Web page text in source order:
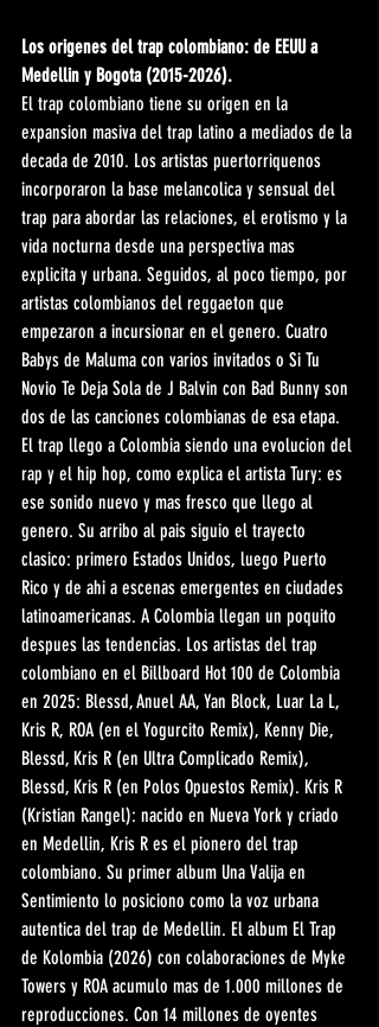
Los origenes del trap colombiano: de EEUU a
Medellin y Bogota (2015-2026).
El trap colombiano tiene su origen en la
expansion masiva del trap latino a mediados de la
decada de 2010. Los artistas puertorriquenos
incorporaron la base melancolica y sensual del
trap para abordar las relaciones, el erotismo y la
vida nocturna desde una perspectiva mas
explicita y urbana. Seguidos, al poco tiempo, por
artistas colombianos del reggaeton que
empezaron a incursionar en el genero. Cuatro
Babys de Maluma con varios invitados o Si Tu
Novio Te Deja Sola de J Balvin con Bad Bunny son
dos de las canciones colombianas de esa etapa.
El trap llego a Colombia siendo una evolucion del
rap y el hip hop, como explica el artista Tury: es
ese sonido nuevo y mas fresco que llego al
genero. Su arribo al pais siguio el trayecto
clasico: primero Estados Unidos, luego Puerto
Rico y de ahi a escenas emergentes en ciudades
latinoamericanas. A Colombia llegan un poquito
despues las tendencias. Los artistas del trap
colombiano en el Billboard Hot 100 de Colombia
en 2025: Blessd, Anuel AA, Yan Block, Luar La L,
Kris R, ROA (en el Yogurcito Remix), Kenny Die,
Blessd, Kris R (en Ultra Complicado Remix),
Blessd, Kris R (en Polos Opuestos Remix). Kris R
(Kristian Rangel): nacido en Nueva York y criado
en Medellin, Kris R es el pionero del trap
colombiano. Su primer album Una Valija en
Sentimiento lo posiciono como la voz urbana
autentica del trap de Medellin. El album El Trap
de Kolombia (2026) con colaboraciones de Myke
Towers y ROA acumulo mas de 1.000 millones de
reproducciones. Con 14 millones de oyentes